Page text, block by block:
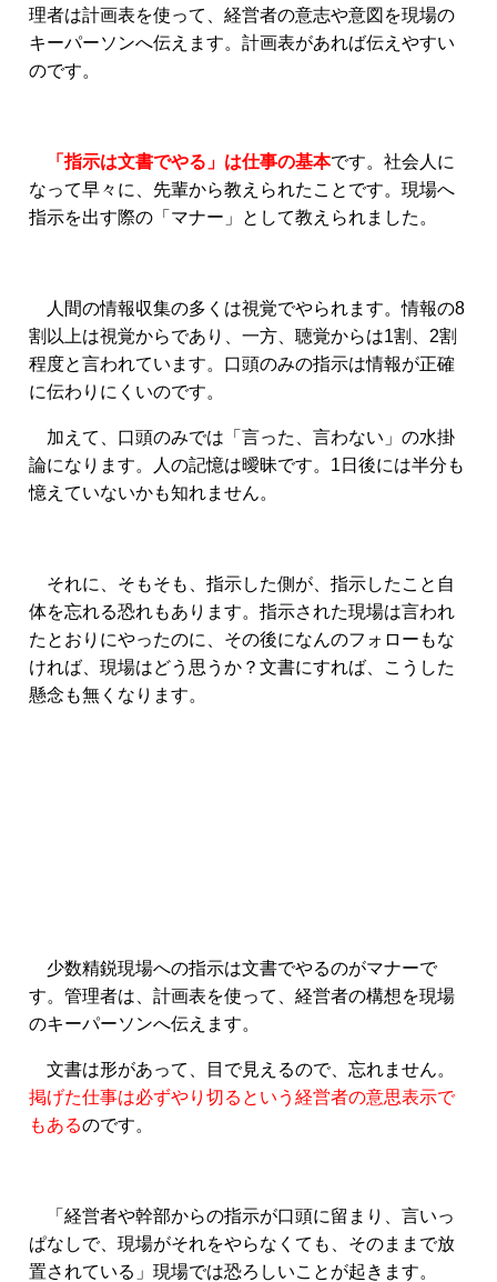
理者は計画表を使って、経営者の意志や意図を現場の
キーパーソンへ伝えます。計画表があれば伝えやすい
のです。
「指示は文書でやる」は仕事の基本です。社会人に
なって早々に、先輩から教えられたことです。現場へ
指示を出す際の「マナー」として教えられました。
人間の情報収集の多くは視覚でやられます。情報の8
割以上は視覚からであり、一方、聴覚からは1割、2割
程度と言われています。口頭のみの指示は情報が正確
に伝わりにくいのです。
加えて、口頭のみでは「言った、言わない」の水掛
論になります。人の記憶は曖昧です。1日後には半分も
憶えていないかも知れません。
それに、そもそも、指示した側が、指示したこと自
体を忘れる恐れもあります。指示された現場は言われ
たとおりにやったのに、その後になんのフォローもな
ければ、現場はどう思うか？文書にすれば、こうした
懸念も無くなります。
少数精鋭現場への指示は文書でやるのがマナーで
す。管理者は、計画表を使って、経営者の構想を現場
のキーパーソンへ伝えます。
文書は形があって、目で見えるので、忘れません。
掲げた仕事は必ずやり切るという経営者の意思表示で
もあるのです。
「経営者や幹部からの指示が口頭に留まり、言いっ
ぱなしで、現場がそれをやらなくても、そのままで放
置されている」現場では恐ろしいことが起きます。